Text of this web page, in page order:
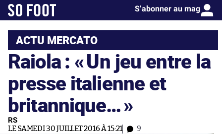
S’abonner au mag
ACTU MERCATO
Raiola : «Un jeu entre la
presse italienne et
britannique…»
RS
LE SAMEDI 30 JUILLET 2016 À 15:21 9